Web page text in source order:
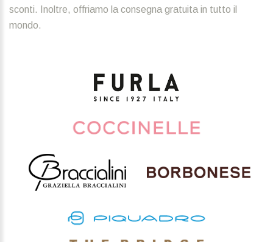
sconti. Inoltre, offriamo la consegna gratuita in tutto il
mondo.